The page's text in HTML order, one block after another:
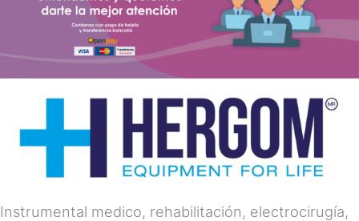
Instrumental medico, rehabilitación, electrocirugía,